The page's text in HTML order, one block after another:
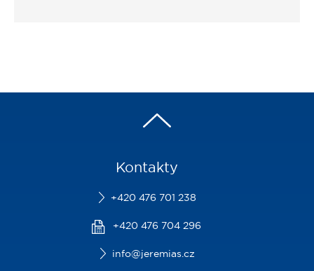
Kontakty
+420 476 701 238
+420 476 704 296
info@jeremias.cz